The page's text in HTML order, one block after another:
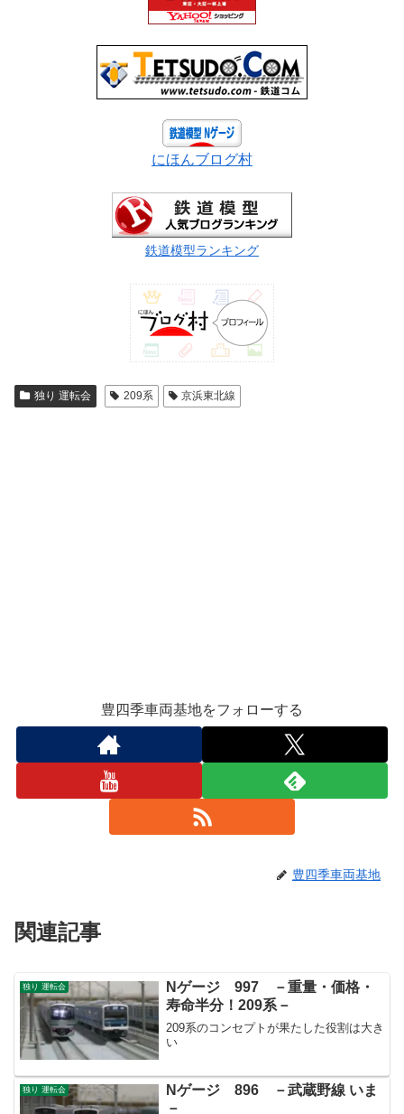
にほんブログ村
鉄道模型ランキング
独り 運転会 209系 京浜東北線
豊四季車両基地をフォローする
豊四季車両基地
関連記事
独り 運転会
Nゲージ 997 －重量・価格・
寿命半分！209系－
209系のコンセプトが果たした役割は大き
い
独り 運転会
Nゲージ 896 －武蔵野線 いま
－